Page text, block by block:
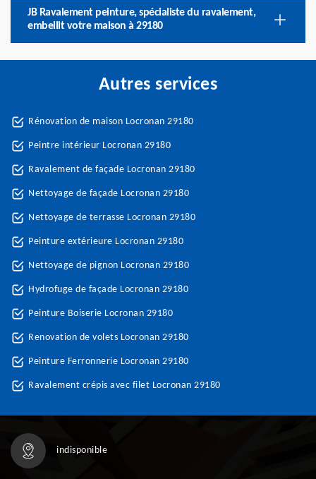
JB Ravalement peinture, spécialiste du ravalement,
embellit votre maison à 29180
Autres services
Rénovation de maison Locronan 29180
Peintre intérieur Locronan 29180
Ravalement de façade Locronan 29180
Nettoyage de façade Locronan 29180
Nettoyage de terrasse Locronan 29180
Peinture extérieure Locronan 29180
Nettoyage de pignon Locronan 29180
Hydrofuge de façade Locronan 29180
Peinture Boiserie Locronan 29180
Renovation de volets Locronan 29180
Peinture Ferronnerie Locronan 29180
Ravalement crépis avec filet Locronan 29180
indisponible